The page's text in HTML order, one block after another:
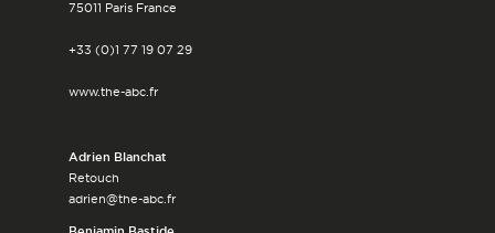
75011 Paris France
+33 (0)1 77 19 07 29
www.the-abc.fr
Adrien Blanchat
Retouch
adrien@the-abc.fr